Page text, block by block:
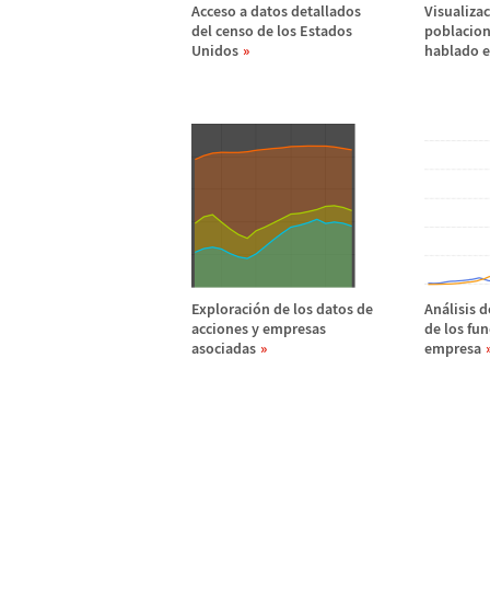
Acceso a datos detallados
del censo de los Estados
Unidos
hablado
Exploración de los datos de
acciones y empresas
asociadas
Análisis
de los
empresa